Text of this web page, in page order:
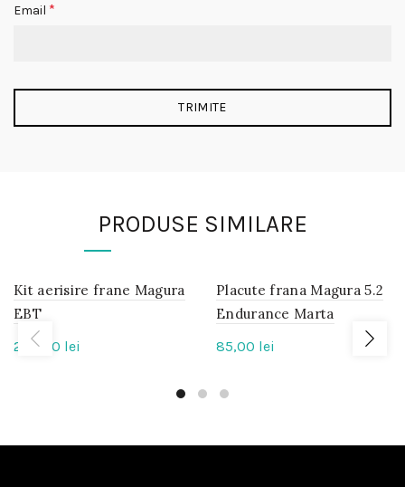
Email *
PRODUSE SIMILARE
IN
STOC
Kit aerisire frane Magura
EBT
230,00 lei
IN
STOC
Placute frana Magura 5.2
Endurance Marta
85,00 lei